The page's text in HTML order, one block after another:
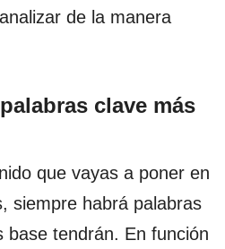
de la manera
clave más
que vayas a poner en
siempre habrá palabras
base tendrán. En función